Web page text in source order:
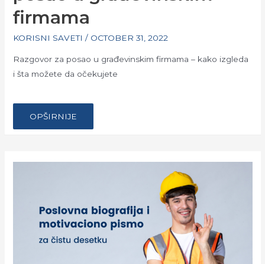
firmama
KORISNI SAVETI / OCTOBER 31, 2022
Razgovor za posao u građevinskim firmama – kako izgleda
i šta možete da očekujete
…
KAKO
IZGLEDA
RAZGOVOR
OPŠIRNIJE